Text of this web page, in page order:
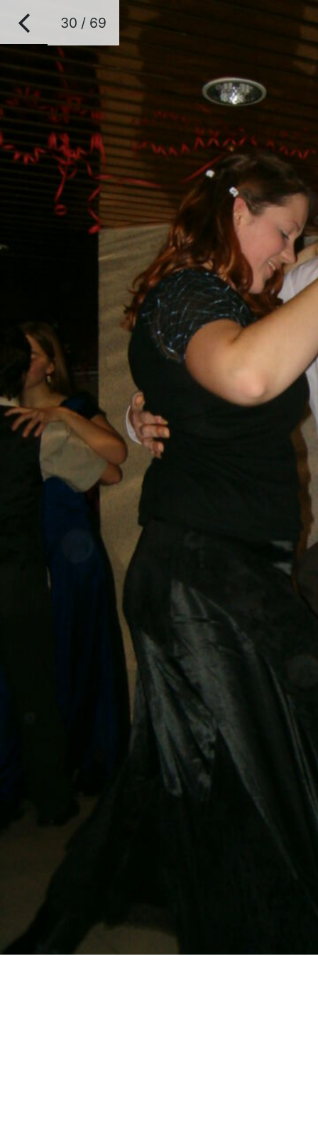
30 / 69